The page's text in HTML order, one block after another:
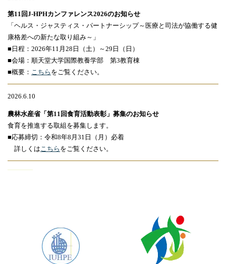
第11回J-HPHカンファレンス2026のお知らせ
「ヘルス・ジャスティス・パートナーシップ～医療と司法が協働する健
康格差への新たな取り組み～」
■日程：2026年11月28日（土）～29日（日）
■会場：順天堂大学国際教養学部 第3教育棟
■概要： こちら をご覧ください。
2026.6.10
農林水産省「第11回食育活動表彰」募集のお知らせ
食育を推進する取組を募集します。
■応募締切：令和8年8月31日（月）必着
詳しくは こちら をご覧ください。